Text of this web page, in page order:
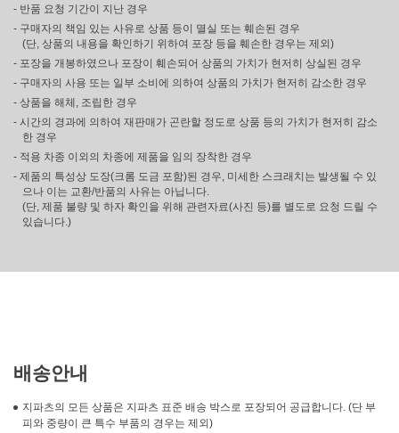
- 반품 요청 기간이 지난 경우
- 구매자의 책임 있는 사유로 상품 등이 멸실 또는 훼손된 경우
(단, 상품의 내용을 확인하기 위하여 포장 등을 훼손한 경우는 제외)
- 포장을 개봉하였으나 포장이 훼손되어 상품의 가치가 현저히 상실된 경우
- 구매자의 사용 또는 일부 소비에 의하여 상품의 가치가 현저히 감소한 경우
- 상품을 해체, 조립한 경우
- 시간의 경과에 의하여 재판매가 곤란할 정도로 상품 등의 가치가 현저히 감소
한 경우
- 적용 차종 이외의 차종에 제품을 임의 장착한 경우
- 제품의 특성상 도장(크롬 도금 포함)된 경우, 미세한 스크래치는 발생될 수 있
으나 이는 교환/반품의 사유는 아닙니다.
(단, 제품 불량 및 하자 확인을 위해 관련자료(사진 등)를 별도로 요청 드릴 수
있습니다.)
배송안내
지파츠의 모든 상품은 지파츠 표준 배송 박스로 포장되어 공급합니다. (단 부
피와 중량이 큰 특수 부품의 경우는 제외)